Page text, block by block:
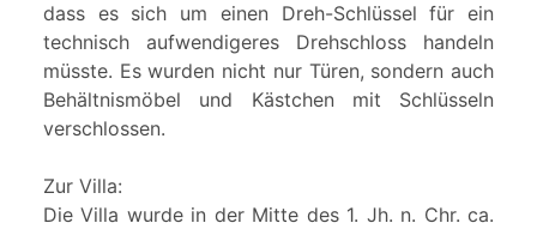
dass es sich um einen Dreh-Schlüssel für ein
technisch aufwendigeres Drehschloss handeln
müsste. Es wurden nicht nur Türen, sondern auch
Behältnismöbel und Kästchen mit Schlüsseln
verschlossen.
Zur Villa:
Die Villa wurde in der Mitte des 1. Jh. n. Chr. ca.